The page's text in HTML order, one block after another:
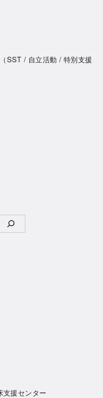
SST / 自立活動 / 特別支援
支援センター